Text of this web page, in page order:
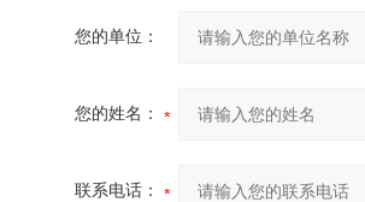
您的单位：
您的姓名：
联系电话：